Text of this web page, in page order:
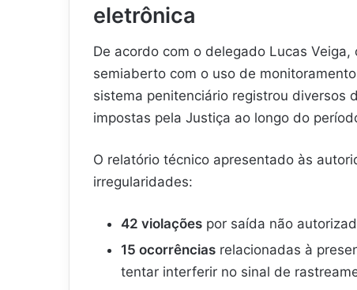
eletrônica
De acordo com o delegado Lucas
semiaberto com o uso de
sistema penitenciário registrou diversos
impostas pela Justiça ao longo do
O relatório técnico apresentado às
irregularidades:
42 violações por saída não
15 ocorrências relacionadas à
tentar interferir no sinal de